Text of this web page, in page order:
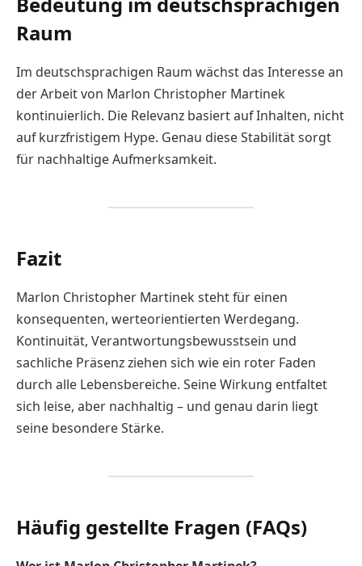
Raum
Im deutschsprachigen Raum wächst das Interesse an
der Arbeit von Marlon Christopher Martinek
kontinuierlich. Die Relevanz basiert auf Inhalten, nicht
auf kurzfristigem Hype. Genau diese Stabilität sorgt
für nachhaltige Aufmerksamkeit.
Fazit
Marlon Christopher Martinek steht für einen
konsequenten, werteorientierten Werdegang.
Kontinuität, Verantwortungsbewusstsein und
sachliche Präsenz ziehen sich wie ein roter Faden
durch alle Lebensbereiche. Seine Wirkung entfaltet
sich leise, aber nachhaltig – und genau darin liegt
seine besondere Stärke.
Häufig gestellte Fragen (FAQs)